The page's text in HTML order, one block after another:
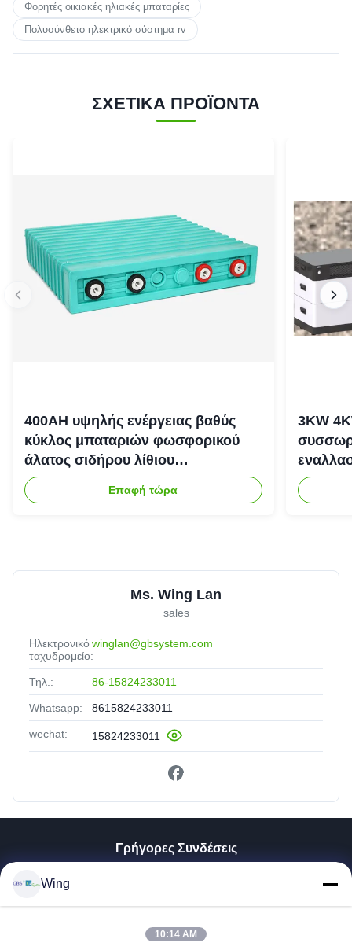
Φορητές οικιακές ηλιακές μπαταρίες
Πολυσύνθετο ηλεκτρικό σύστημα rv
ΣΧΕΤΙΚΑ ΠΡΟΪΟΝΤΑ
400AH υψηλής ενέργειας βαθύς
κύκλος μπαταριών φωσφορικού
άλατος σιδήρου λίθιου
επανακαταλογηστέος
Επαφή τώρα
3KW
Ms. Wing Lan
sales
Ηλεκτρονικό
ταχυδρομείο:
winglan@gbsystem.com
Τηλ.: 86-15824233011
Whatsapp: 8615824233011
wechat: 15824233011
Γρήγορες Συνδέσεις
Εμφάνιση VR
Wing
10:14 AM